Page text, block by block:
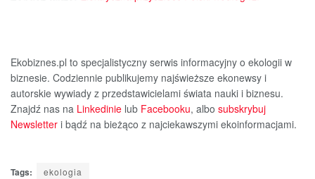
Ekobiznes.pl to specjalistyczny serwis informacyjny o ekologii w
biznesie. Codziennie publikujemy najświeższe ekonewsy i
autorskie wywiady z przedstawicielami świata nauki i biznesu.
Znajdź nas na Linkedinie lub Facebooku, albo subskrybuj
Newsletter i bądź na bieżąco z najciekawszymi ekoinformacjami.
Tags: ekologia